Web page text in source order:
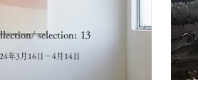
selection: 13
年3月16日－4月14日